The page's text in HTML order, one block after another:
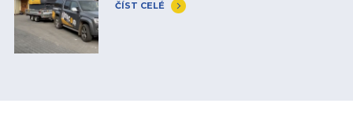
ČÍST CELÉ